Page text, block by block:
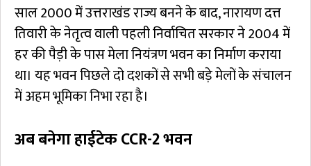
साल 2000 में उत्तराखंड राज्य बनने के बाद, नारायण दत्त
तिवारी के नेतृत्व वाली पहली निर्वाचित सरकार ने 2004 में
हर की पैड़ी के पास मेला नियंत्रण भवन का निर्माण कराया
था। यह भवन पिछले दो दशकों से सभी बड़े मेलों के संचालन
में अहम भूमिका निभा रहा है।
अब बनेगा हाईटेक CCR-2 भवन